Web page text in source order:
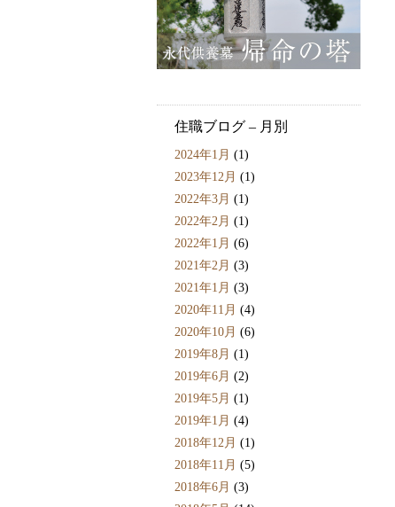
住職ブログ – 月別
2024年1月 (1)
2023年12月 (1)
2022年3月 (1)
2022年2月 (1)
2022年1月 (6)
2021年2月 (3)
2021年1月 (3)
2020年11月 (4)
2020年10月 (6)
2019年8月 (1)
2019年6月 (2)
2019年5月 (1)
2019年1月 (4)
2018年12月 (1)
2018年11月 (5)
2018年6月 (3)